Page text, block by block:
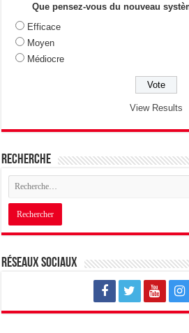
Que pensez-vous du nouveau
Efficace
Moyen
Médiocre
View Results
Recherche
Réseaux sociaux